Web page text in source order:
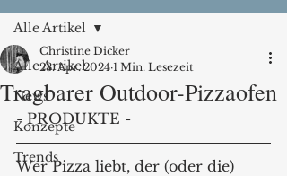
Alle Artikel
News
Konzepte
Trends
Alle Artikel
Tragbarer Outdoor-Pizzaofen
Christine Dicker
23. Apr. 2024 1 Min. Lesezeit
- PRODUKTE -
Wer Pizza liebt, der (oder die)